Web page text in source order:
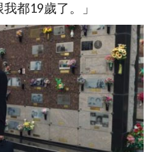
都19歲了。」